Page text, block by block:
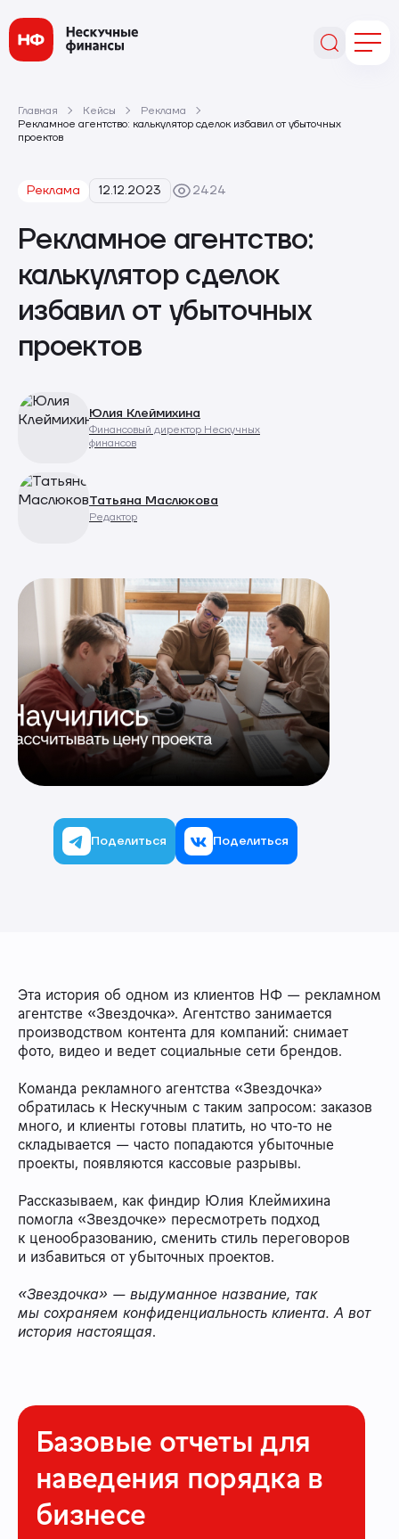
Главная Кейсы
Реклама
Рекламное агентство: калькулятор сделок избавил от убыточных
проектов
Реклама 12.12.2023 2424
Рекламное агентство:
калькулятор сделок
избавил от убыточных
проектов
Юлия Клеймихина
Финансовый директор Нескучных
финансов
Татьяна Маслюкова
Редактор
Поделиться Поделиться
Эта история об одном из клиентов НФ — рекламном
агентстве «Звездочка». Агентство занимается
производством контента для компаний: снимает
фото, видео и ведет социальные сети брендов.
Команда рекламного агентства «Звездочка»
обратилась к Нескучным с таким запросом: заказов
много, и клиенты готовы платить, но что-то не
складывается — часто попадаются убыточные
проекты, появляются кассовые разрывы.
Рассказываем, как финдир Юлия Клеймихина
помогла «Звездочке» пересмотреть подход
к ценообразованию, сменить стиль переговоров
и избавиться от убыточных проектов.
«Звездочка» — выдуманное название, так
мы сохраняем конфиденциальность клиента. А вот
история настоящая.
Базовые отчеты для
наведения порядка в
бизнесе